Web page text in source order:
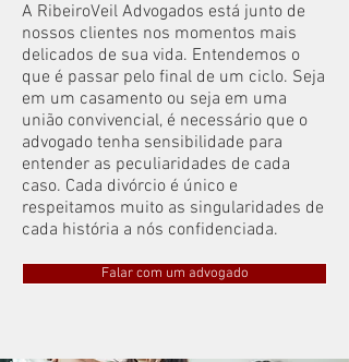
​A RibeiroVeil Advogados está junto de
nossos clientes nos momentos mais
delicados de sua vida. Entendemos o
que é passar pelo final de um ciclo. Seja
em um casamento ou seja em uma
união convivencial, é necessário que o
advogado tenha sensibilidade para
entender as peculiaridades de cada
caso. Cada divórcio é único e
respeitamos muito as singularidades de
cada história a nós confidenciada.
Falar com um advogado